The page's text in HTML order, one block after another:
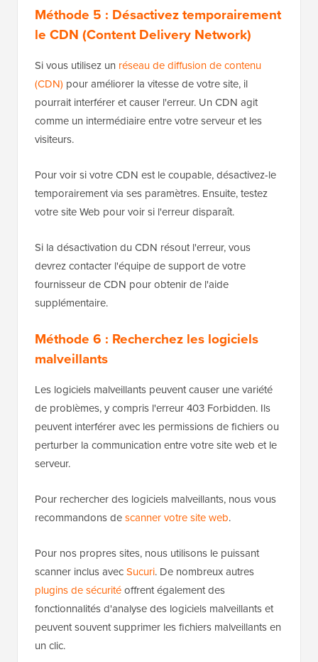
Méthode 5 : Désactivez temporairement
le CDN (Content Delivery Network)
Si vous utilisez un réseau de diffusion de contenu
(CDN) pour améliorer la vitesse de votre site, il
pourrait interférer et causer l'erreur. Un CDN agit
comme un intermédiaire entre votre serveur et les
visiteurs.
Pour voir si votre CDN est le coupable, désactivez-le
temporairement via ses paramètres. Ensuite, testez
votre site Web pour voir si l'erreur disparaît.
Si la désactivation du CDN résout l'erreur, vous
devrez contacter l'équipe de support de votre
fournisseur de CDN pour obtenir de l'aide
supplémentaire.
Méthode 6 : Recherchez les logiciels
malveillants
Les logiciels malveillants peuvent causer une variété
de problèmes, y compris l'erreur 403 Forbidden. Ils
peuvent interférer avec les permissions de fichiers ou
perturber la communication entre votre site web et le
serveur.
Pour rechercher des logiciels malveillants, nous vous
recommandons descanner votre site web.
Pour nos propres sites, nous utilisons le puissant
scanner inclus avecSucuri. De nombreux autres
plugins de sécuritéoffrent également des
fonctionnalités d'analyse des logiciels malveillants et
peuvent souvent supprimer les fichiers malveillants en
un clic.